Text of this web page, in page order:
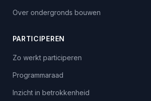
Over ondergronds bouwen
PARTICIPEREN
Zo werkt participeren
Programmaraad
Inzicht in betrokkenheid